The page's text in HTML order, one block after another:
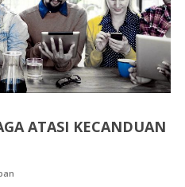
ATASI KECANDUAN